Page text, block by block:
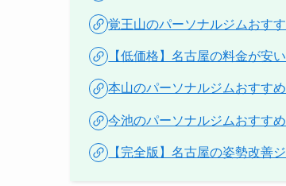
覚王山のパーソナルジムおす
【低価格】名古屋の料金が安
本山のパーソナルジムおすす
今池のパーソナルジムおすす
【完全版】名古屋の姿勢改善